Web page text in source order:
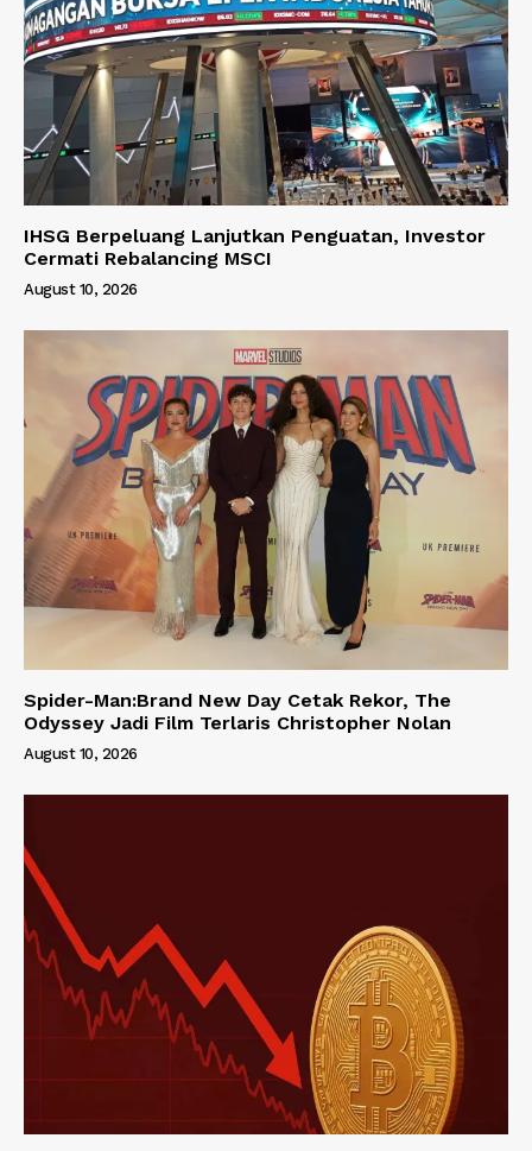
IHSG Berpeluang Lanjutkan Penguatan, Investor
Cermati Rebalancing MSCI
August 10, 2026
Spider-Man:Brand New Day Cetak Rekor, The
Odyssey Jadi Film Terlaris Christopher Nolan
August 10, 2026